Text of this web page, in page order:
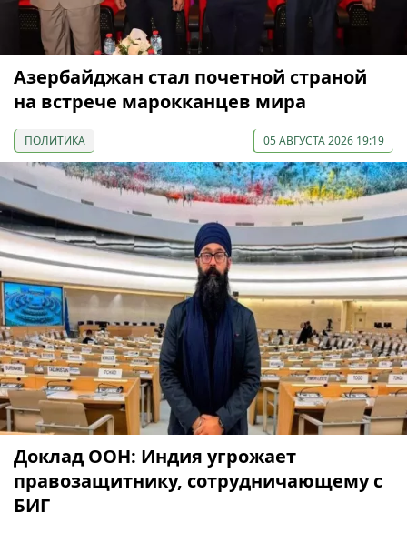
Азербайджан стал почетной страной
на встрече марокканцев мира
ПОЛИТИКА 05 АВГУСТА 2026 19:19
Доклад ООН: Индия угрожает
правозащитнику, сотрудничающему с
БИГ